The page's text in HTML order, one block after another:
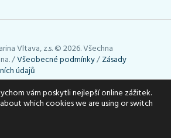
Vltava, z.s. © 2026. Všechna
/Všeobecné podmínky/Zásady
údajů
cookies. Využívání cookies lze
jak potřebujete (např. je
Podrobné informace uvádí
vám poskytli nejlepší online zážitek.
which cookies we are using or switch